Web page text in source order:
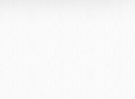
ve sizlere yönelik
ve sitemizde ilgili